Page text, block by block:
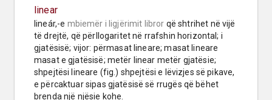
linear
lineár,-e mbiemër i ligjërimit libror që shtrihet në vijë
të drejtë, që përllogaritet në rrafshin horizontal; i
gjatësisë; vijor: përmasat lineare; masat lineare
masat e gjatësisë; metër linear metër gjatësie;
shpejtësi lineare (fig.) shpejtësi e lëvizjes së pikave,
e përcaktuar sipas gjatësisë së rrugës që bëhet
brenda një njësie kohe.